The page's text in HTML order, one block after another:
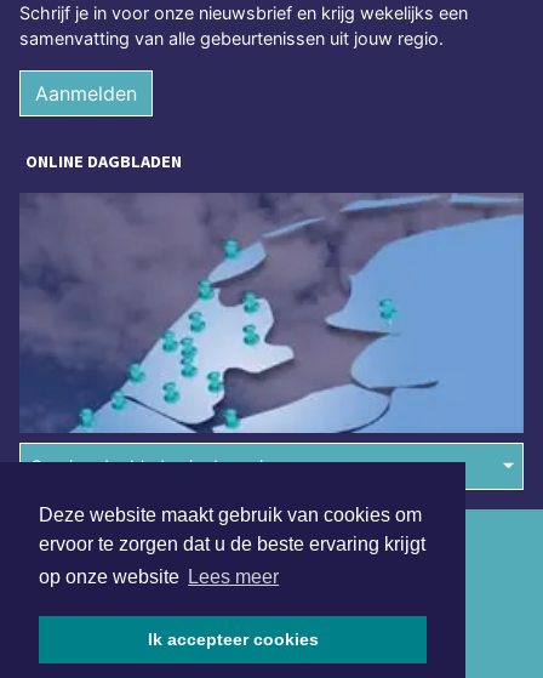
Deze website maakt gebruik van cookies om
ervoor te zorgen dat u de beste ervaring krijgt
op onze website Lees meer
Ik accepteer cookies
Schrijf je in voor onze nieuwsbrief en krijg wekelijks een
samenvatting van alle gebeurtenissen uit jouw regio.
Aanmelden
ONLINE DAGBLADEN
Overige dagbladen in de regio
Algemene voorwaarden
Disclaimer